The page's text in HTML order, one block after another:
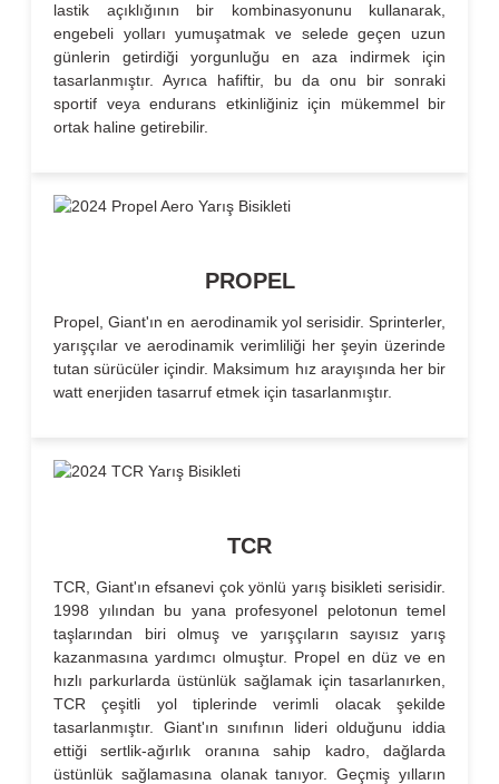
lastik açıklığının bir kombinasyonunu kullanarak,
engebeli yolları yumuşatmak ve selede geçen uzun
günlerin getirdiği yorgunluğu en aza indirmek için
tasarlanmıştır. Ayrıca hafiftir, bu da onu bir sonraki
sportif veya endurans etkinliğiniz için mükemmel bir
ortak haline getirebilir.
PROPEL
Propel, Giant'ın en aerodinamik yol serisidir. Sprinterler,
yarışçılar ve aerodinamik verimliliği her şeyin üzerinde
tutan sürücüler içindir. Maksimum hız arayışında her bir
watt enerjiden tasarruf etmek için tasarlanmıştır.
TCR
TCR, Giant'ın efsanevi çok yönlü yarış bisikleti serisidir.
1998 yılından bu yana profesyonel pelotonun temel
taşlarından biri olmuş ve yarışçıların sayısız yarış
kazanmasına yardımcı olmuştur. Propel en düz ve en
hızlı parkurlarda üstünlük sağlamak için tasarlanırken,
TCR çeşitli yol tiplerinde verimli olacak şekilde
tasarlanmıştır. Giant'ın sınıfının lideri olduğunu iddia
ettiği sertlik-ağırlık oranına sahip kadro, dağlarda
üstünlük sağlamasına olanak tanıyor. Geçmiş yılların